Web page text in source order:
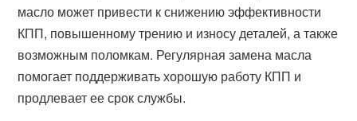
масло может привести к снижению эффективности
КПП, повышенному трению и износу деталей, а также
возможным поломкам. Регулярная замена масла
помогает поддерживать хорошую работу КПП и
продлевает ее срок службы.